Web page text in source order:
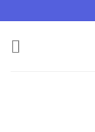
to
content